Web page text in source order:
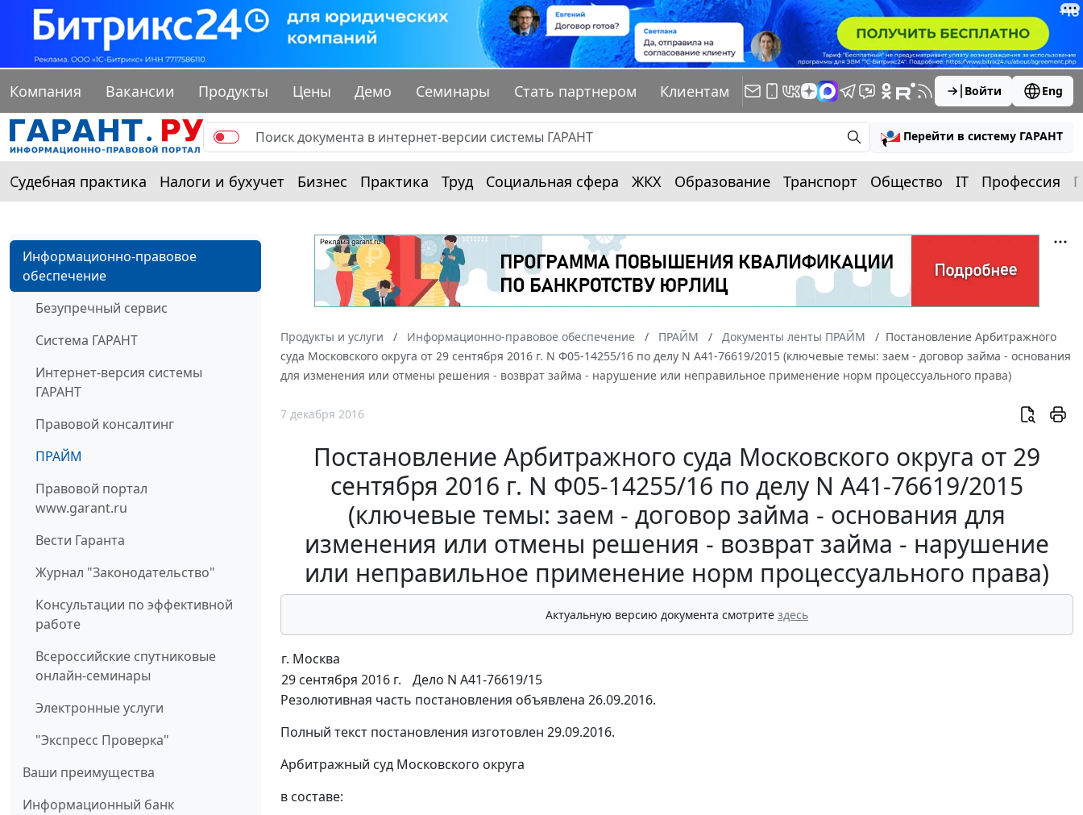
Компания Вакансии Продукты Цены Демо Семинары Стать партнером Клиентам Войти Eng
Перейти в систему ГАРАНТ
Судебная практика Налоги и бухучет Бизнес Практика Труд Социальная сфера ЖКХ Образование Транспорт Общество IT Профессия
Информационно-правовое
обеспечение
Безупречный сервис
Система ГАРАНТ
Интернет-версия системы
ГАРАНТ
Правовой консалтинг
ПРАЙМ
Правовой портал
www.garant.ru
Вести Гаранта
Журнал "Законодательство"
Консультации по эффективной
работе
Всероссийские спутниковые
онлайн-семинары
Электронные услуги
"Экспресс Проверка"
Ваши преимущества
Информационный банк
Продукты и услуги Информационно-правовое обеспечение ПРАЙМ Документы ленты ПРАЙМ
Постановление Арбитражного
суда Московского округа от 29 сентября 2016 г. N Ф05-14255/16 по делу N А41-76619/2015 (ключевые темы: заем - договор займа - основания
для изменения или отмены решения - возврат займа - нарушение или неправильное применение норм процессуального права)
7 декабря 2016
Постановление Арбитражного суда Московского округа от 29
сентября 2016 г. N Ф05-14255/16 по делу N А41-76619/2015
(ключевые темы: заем - договор займа - основания для
изменения или отмены решения - возврат займа - нарушение
или неправильное применение норм процессуального права)
Актуальную версию документа смотрите здесь
г. Москва
29 сентября 2016 г.
Дело N А41-76619/15
Резолютивная часть постановления объявлена 26.09.2016.
Полный текст постановления изготовлен 29.09.2016.
Арбитражный суд Московского округа
в составе: